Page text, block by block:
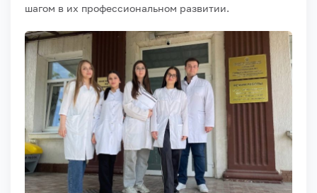
шагом в их профессиональном развитии.